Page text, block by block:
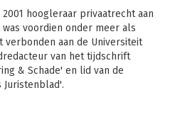
hoogleraar privaatrecht aan
voordien onder meer als
aan de Universiteit
van het tijdschrift
& Schade' en lid van de
Juristenblad'.